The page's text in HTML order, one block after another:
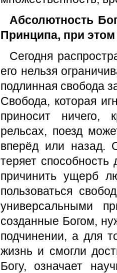
Абсолютность
Принципа, при
Сегодня
его нельзя
подлинная свобода
Свобода, которая
приносит ничего,
рельсах, поезд
вперёд или назад.
теряет
причинить ущерб
пользоваться
универсальными
созданные Богом,
подчинении, а для
жизнь и смогли
Богу, означает